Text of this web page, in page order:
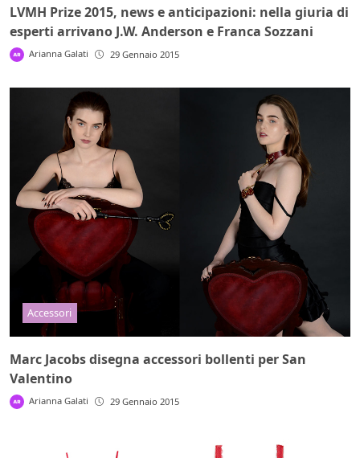
LVMH Prize 2015, news e anticipazioni: nella giuria di
esperti arrivano J.W. Anderson e Franca Sozzani
Arianna Galati 29 Gennaio 2015
Accessori
Marc Jacobs disegna accessori bollenti per San
Valentino
Arianna Galati 29 Gennaio 2015